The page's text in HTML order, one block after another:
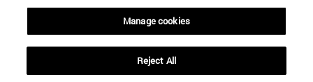
Manage cookies
Reject All